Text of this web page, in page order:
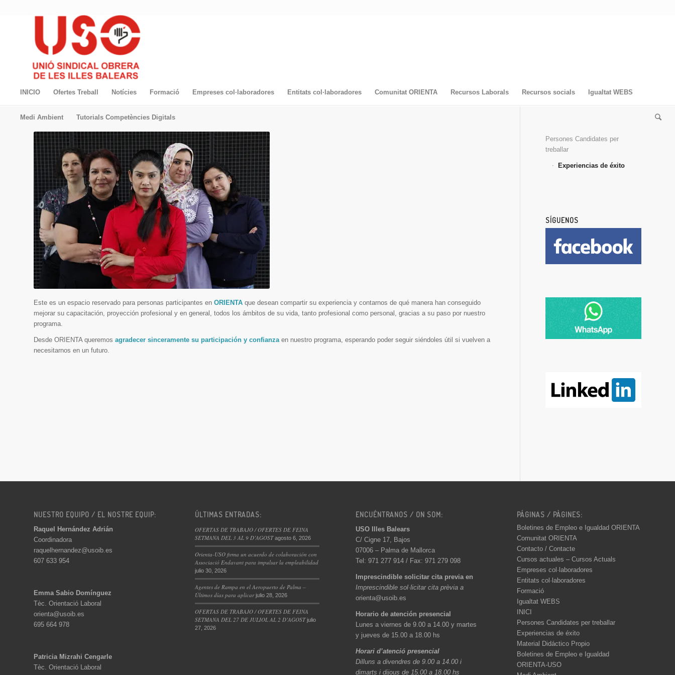
INICIO Ofertes Treball Notícies Formació Empreses col·laboradores Entitats col·laboradores Comunitat ORIENTA Recursos Laborals Recursos socials Igualtat WEBS
Medi Ambient Tutorials Competències Digitals
Este es un espacio reservado para personas participantes en ORIENTA que desean compartir su experiencia y contarnos de qué manera han conseguido
mejorar su capacitación, proyección profesional y en general, todos los ámbitos de su vida, tanto profesional como personal, gracias a su paso por nuestro
programa.
Desde ORIENTA queremos agradecer sinceramente su participación y confianzaen nuestro programa, esperando poder seguir siéndoles útil si vuelven a
necesitarnos en un futuro.
Persones Candidates per
treballar
Experiencias de éxito
SÍGUENOS
NUESTRO EQUIPO / EL NOSTRE EQUIP:
Raquel Hernández Adrián
Coordinadora
raquelhernandez@usoib.es
607 633 954
Emma Sabio Domínguez
Tèc. Orientació Laboral
orienta@usoib.es
695 664 978
Patricia Mizrahi Cengarle
Tèc. Orientació Laboral
ÚLTIMAS ENTRADAS:
OFERTAS DE TRABAJO / OFERTES DE FEINA
SETMANA DEL 3 AL 9 D’AGOST agosto 6, 2026
Orienta-USO firma un acuerdo de colaboración con
Associació Endavant para impulsar la empleabilidad
julio 30, 2026
Agentes de Rampa en el Aeropuerto de Palma –
Últimos días para aplicar julio 28, 2026
OFERTAS DE TRABAJO / OFERTES DE FEINA
SETMANA DEL 27 DE JULIOL AL 2 D’AGOST julio
27, 2026
ENCUÉNTRANOS / ON SOM:
USO Illes Balears
C/ Cigne 17, Bajos
07006 – Palma de Mallorca
Tel: 971 277 914 / Fax: 971 279 098
Imprescindible solicitar cita previa en
Imprescindible sol·licitar cita prèvia a
orienta@usoib.es
Horario de atención presencial
Lunes a viernes de 9.00 a 14.00 y martes
y jueves de 15.00 a 18.00 hs
Horari d’atenció presencial
Dilluns a divendres de 9.00 a 14.00 i
dimarts i dijous de 15.00 a 18.00 hs
PÁGINAS / PÀGINES:
Boletines de Empleo e Igualdad ORIENTA
Comunitat ORIENTA
Contacto / Contacte
Cursos actuales – Cursos Actuals
Empreses col·laboradores
Entitats col·laboradores
Formació
Igualtat WEBS
INICI
Persones Candidates per treballar
Experiencias de éxito
Material Didáctico Propio
Boletines de Empleo e Igualdad
ORIENTA-USO